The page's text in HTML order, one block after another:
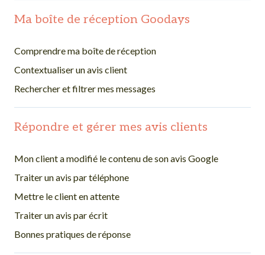
Ma boîte de réception Goodays
Comprendre ma boîte de réception
Contextualiser un avis client
Rechercher et filtrer mes messages
Répondre et gérer mes avis clients
Mon client a modifié le contenu de son avis Google
Traiter un avis par téléphone
Mettre le client en attente
Traiter un avis par écrit
Bonnes pratiques de réponse